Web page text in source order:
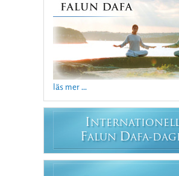
läs mer ...
I
FALUN DAFA-